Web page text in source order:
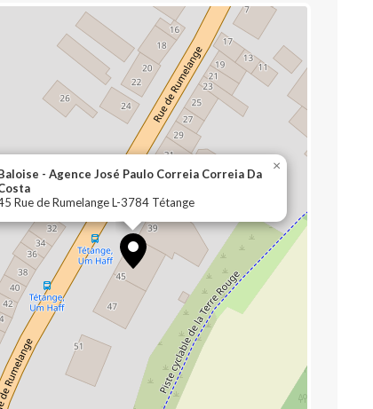
- Agence José Paulo Correia Correia Da
Rue de Rumelange L-3784 Tétange
×